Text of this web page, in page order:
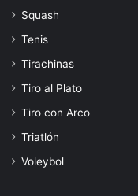
Squash
Tenis
Tirachinas
Tiro al Plato
Tiro con Arco
Triatlón
Voleybol